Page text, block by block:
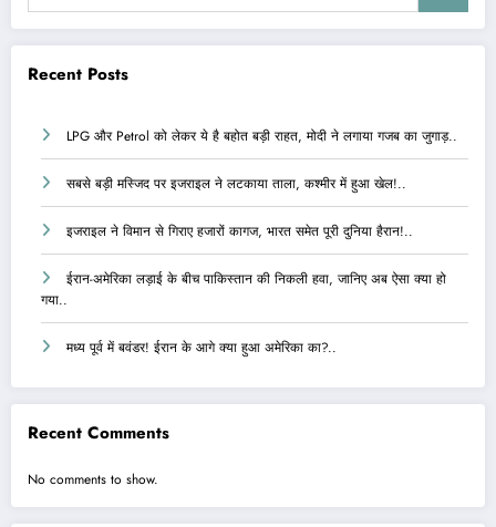
Recent Posts
LPG और Petrol को लेकर ये है बहोत बड़ी राहत, मोदी ने लगाया गजब का जुगाड़..
सबसे बड़ी मस्जिद पर इजराइल ने लटकाया ताला, कश्मीर में हुआ खेल!..
इजराइल ने विमान से गिराए हजारों कागज, भारत समेत पूरी दुनिया हैरान!..
ईरान-अमेरिका लड़ाई के बीच पाकिस्तान की निकली हवा, जानिए अब ऐसा क्या हो
गया..
मध्य पूर्व में बवंडर! ईरान के आगे क्या हुआ अमेरिका का?..
Recent Comments
No comments to show.